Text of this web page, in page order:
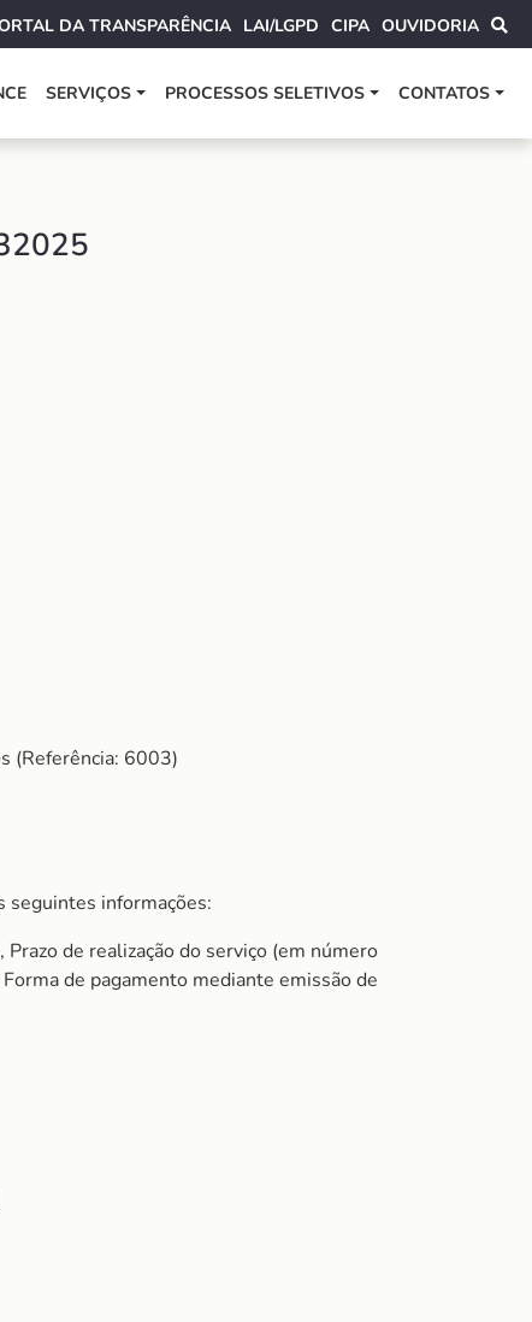
DA TRANSPARÊNCIA LAI/LGPD CIPA OUVIDORIA
SERVIÇOS PROCESSOS SELETIVOS CONTATOS
(Referência: 6003)
seguintes informações:
de realização do serviço (em número
de pagamento mediante emissão de